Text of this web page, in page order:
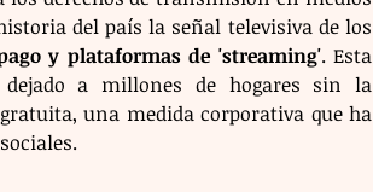
del país la señal televisiva de los
y plataformas de 'streaming'. Esta
a millones de hogares sin la
una medida corporativa que ha